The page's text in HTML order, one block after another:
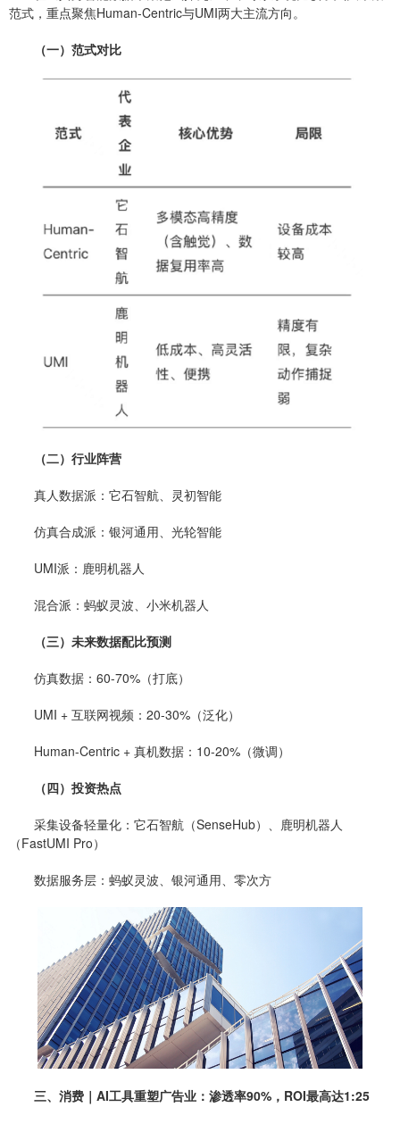
范式，重点聚焦Human-Centric与UMI两大主流方向。
（一）范式对比
（二）行业阵营
真人数据派：它石智航、灵初智能
仿真合成派：银河通用、光轮智能
UMI派：鹿明机器人
混合派：蚂蚁灵波、小米机器人
（三）未来数据配比预测
仿真数据：60-70%（打底）
UMI + 互联网视频：20-30%（泛化）
Human-Centric + 真机数据：10-20%（微调）
（四）投资热点
采集设备轻量化：它石智航（SenseHub）、鹿明机器人
（FastUMI Pro）
数据服务层：蚂蚁灵波、银河通用、零次方
三、消费｜AI工具重塑广告业：渗透率90%，ROI最高达1:25